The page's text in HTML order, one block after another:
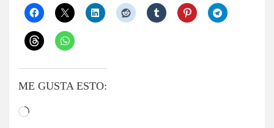
ME GUSTA ESTO:
Cargando...